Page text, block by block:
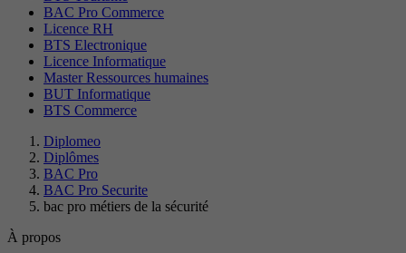
BAC Pro Commerce
Licence RH
BTS Electronique
Licence Informatique
Master Ressources humaines
BUT Informatique
BTS Commerce
Diplomeo
Diplômes
BAC Pro
BAC Pro Securite
bac pro métiers de la sécurité
À propos